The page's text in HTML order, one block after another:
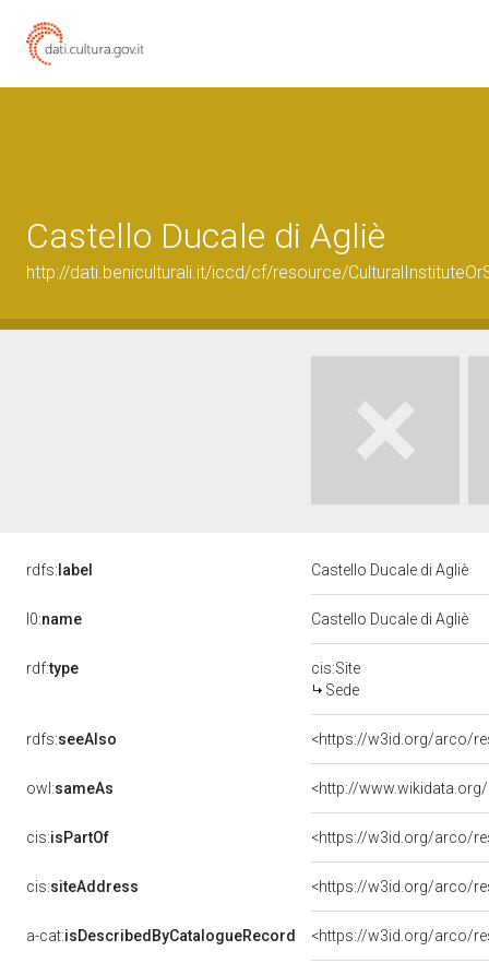
Castello Ducale di Agliè
http://dati.beniculturali.it/iccd/cf/resource/
rdfs: label Castello Ducale di Agliè
l0:name Castello Ducale di Agliè
rdf:type
cis:Site
Sede
rdfs:seeAlso <https://w3id.org/arco/
owl:sameAs <http://
cis:isPartOf
cis:siteAddress <https://w3id.org/arco/
a-cat:isDescribedByCatalogueRecord <https://w3id.org/arco/